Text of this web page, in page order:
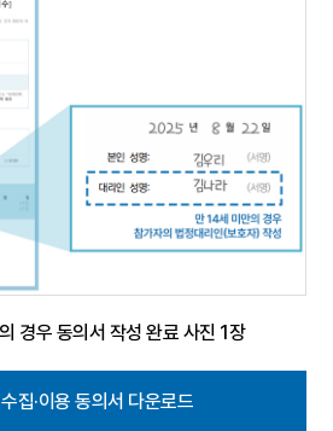
경우 동의서 작성 완료 사진 1장
집·이용 동의서 다운로드